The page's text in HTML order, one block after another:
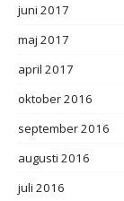
juni 2017
maj 2017
april 2017
oktober 2016
september 2016
augusti 2016
juli 2016